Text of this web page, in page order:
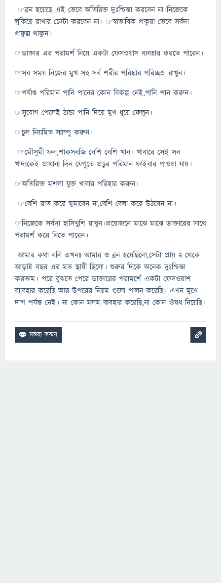
☞ব্রন হয়েছে এই ভেবে অতিরিক্ত দুঃশ্চিন্তা করবেন না।নিজেকে
লুকিয়ে রাখার চেস্টা করবেন না। ☞স্বাভাবিক প্রকৃয়া ভেবে সর্বদা
প্রফুল্ল থাকুন।
☞ডাক্তার এর পরামর্শ নিয়ে একটা ফেসওয়াস ব্যবহার করতে পারেন।
☞সব সময় নিজের মুখ সহ সর্ব শরীর পরিষ্কার পরিচ্ছন্ন রাখুন।
☞পর্যাপ্ত পরিমান পানি পানের কোন বিকল্প নেই,পানি পান করুন।
☞সুযোগ পেলেই ঠান্ডা পানি দিয়ে মুখ ধুয়ে ফেলুন।
☞চুল নিয়মিত স্যাম্পু করুন।
☞মৌসুমী ফল,শাকসবজি বেশি বেশি খান। খাবারে সেই সব
খাদ্যকেই প্রাধান্য দিন যেগূতে প্রচুর পরিমান ফাইবার পাওয়া যায়।
☞অতিরিক্ত মশলা যুক্ত খাবার পরিহার করুন।
☞বেশি রাত করে ঘুমাবেন না,বেশি বেলা করে উঠবেন না।
☞নিজেকে সর্বদা হাসিখুশি রাখুন।প্রয়োজনে মাঝে মাঝে ডাক্তারের সাথে
পরামর্শ করে নিতে পারেন।
আমার কথা বলি এখনঃ আমার ও ব্রন হয়েছিলো,সেটা প্রায় ২ থেকে
আড়াই বছর এর মত স্থায়ী ছিলো। শুরুর দিকে অনেক দুঃশ্চিন্তা
করতাম। পরে বুঝতে পেরে ডাক্তারের পরামর্শে একটা ফেসওয়াশ
ব্যাবহার করেছি আর উপরের নিয়ম গুলো পালন করেছি। এখন মুখে
দাগ পর্যন্ত নেই। না কোন মলম ব্যবহার করেছি,না কোন ঔষধ নিয়েছি।